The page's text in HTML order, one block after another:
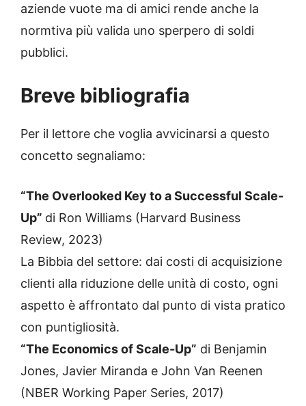
aziende vuote ma di amici rende anche la
normtiva più valida uno sperpero di soldi
pubblici.
Breve bibliografia
Per il lettore che voglia avvicinarsi a questo
concetto segnaliamo:
“The Overlooked Key to a Successful Scale-
Up” di Ron Williams (Harvard Business
Review, 2023)
La Bibbia del settore: dai costi di acquisizione
clienti alla riduzione delle unità di costo, ogni
aspetto è affrontato dal punto di vista pratico
con puntigliosità.
“The Economics of Scale-Up” di Benjamin
Jones, Javier Miranda e John Van Reenen
(NBER Working Paper Series, 2017)